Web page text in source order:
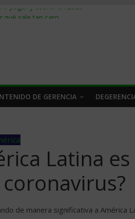
pagar y cobrar en 2026
suministro: qué hacer
segmentarlo y venderle
DE GERENCIA
Latina
de manera significativa a América